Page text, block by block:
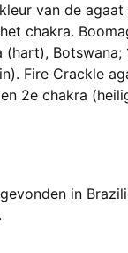
van de
chakra.
(hart), Botswana;
Fire Crackle
2e chakra
in